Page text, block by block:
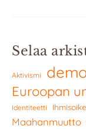
Selaa
Aktivismi
Euroopan
Identiteetti
Maahanmuutto